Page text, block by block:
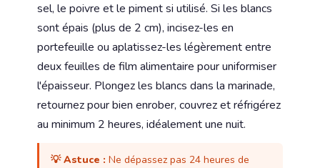
sel, le poivre et le piment si utilisé. Si les blancs
sont épais (plus de 2 cm), incisez-les en
portefeuille ou aplatissez-les légèrement entre
deux feuilles de film alimentaire pour uniformiser
l'épaisseur. Plongez les blancs dans la marinade,
retournez pour bien enrober, couvrez et réfrigérez
au minimum 2 heures, idéalement une nuit.
💡 Astuce : Ne dépassez pas 24 heures de